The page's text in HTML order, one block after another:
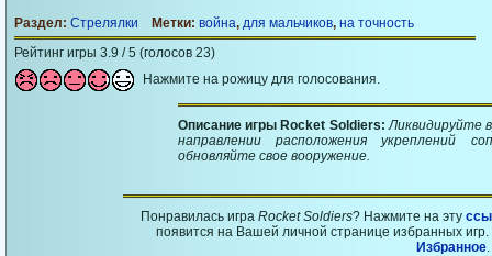
Раздел: Стрелялки Метки: война, для мальчиков, на точность
Рейтинг игры 3.9 / 5 (голосов 23)
Нажмите на рожицу для голосования.
Описание игры Rocket Soldiers:Ликвидируйте
направлении расположения укреплений
обновляйте свое вооружение.
Понравилась игра Rocket Soldiers? Нажмите на эту
появится на Вашей личной странице избранных
Избранное.